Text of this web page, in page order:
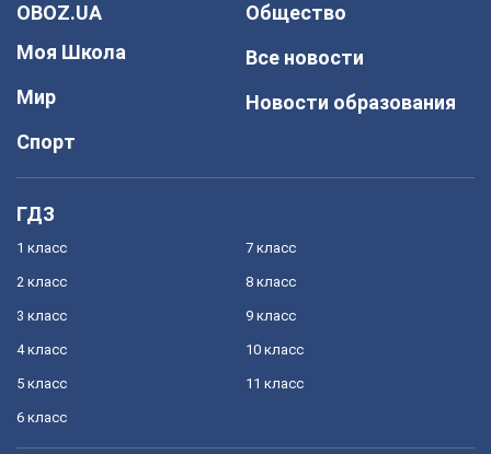
OBOZ.UA
Моя Школа
Мир
Спорт
Общество
Все новости
Новости образования
ГДЗ
1 класс
2 класс
3 класс
4 класс
5 класс
6 класс
7 класс
8 класс
9 класс
10 класс
11 класс